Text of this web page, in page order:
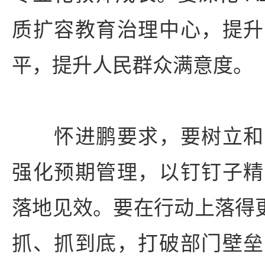
质扩容教育治理中心，提
平，提升人民群众满意度。
怀进鹏要求，要树立和
强化预期管理，以钉钉子
落地见效。要在行动上落得
抓、抓到底，打破部门壁